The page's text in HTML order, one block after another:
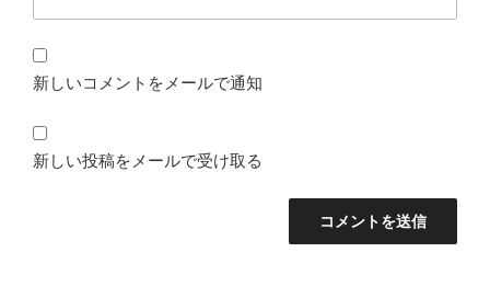
新しいコメントをメールで通知
新しい投稿をメールで受け取る